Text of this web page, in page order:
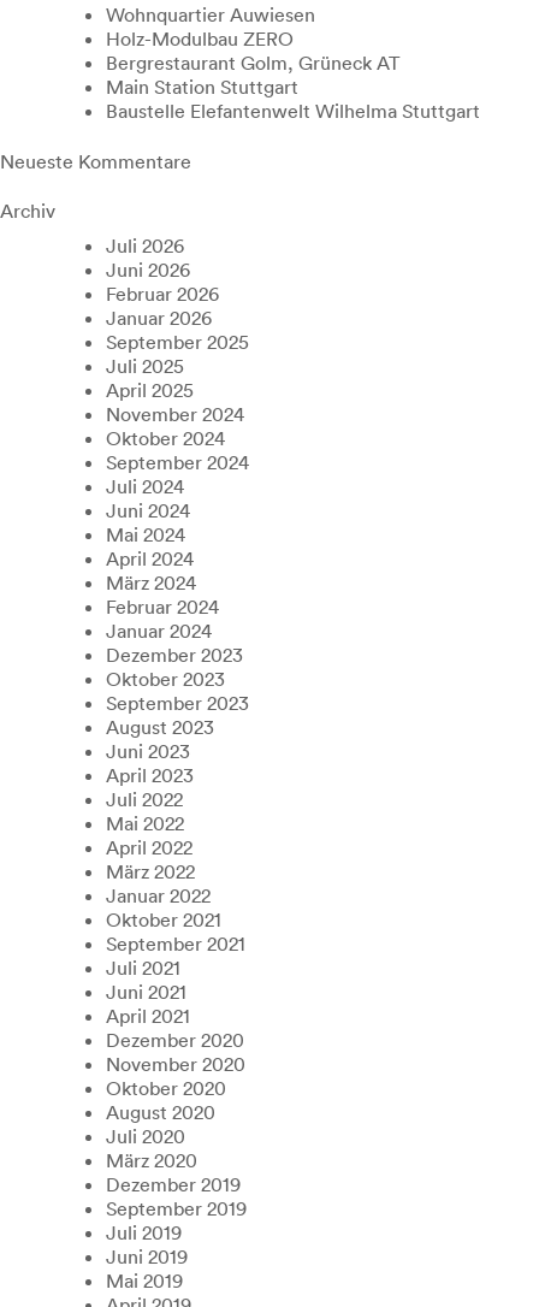
Wohnquartier Auwiesen
Holz-Modulbau ZERO
Bergrestaurant Golm, Grüneck AT
Main Station Stuttgart
Baustelle Elefantenwelt Wilhelma Stuttgart
Neueste Kommentare
Archiv
Juli 2026
Juni 2026
Februar 2026
Januar 2026
September 2025
Juli 2025
April 2025
November 2024
Oktober 2024
September 2024
Juli 2024
Juni 2024
Mai 2024
April 2024
März 2024
Februar 2024
Januar 2024
Dezember 2023
Oktober 2023
September 2023
August 2023
Juni 2023
April 2023
Juli 2022
Mai 2022
April 2022
März 2022
Januar 2022
Oktober 2021
September 2021
Juli 2021
Juni 2021
April 2021
Dezember 2020
November 2020
Oktober 2020
August 2020
Juli 2020
März 2020
Dezember 2019
September 2019
Juli 2019
Juni 2019
Mai 2019